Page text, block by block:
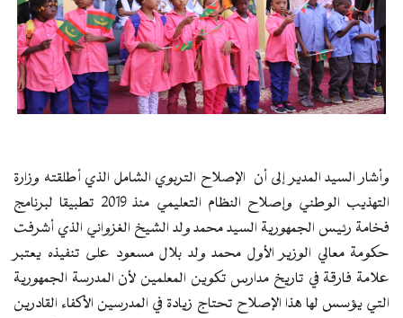
وأشار السيد المدير إلى أن الإصلاح التربوي الشامل الذي أطلقته وزارة
التهذيب الوطني وإصلاح النظام التعليمي منذ 2019 تطبيقا لبرنامج
فخامة رئيس الجمهورية السيد محمد ولد الشيخ الغزواني الذي أشرفت
حكومة معالي الوزير الأول محمد ولد بلال مسعود على تنفيذه يعتبر
علامة فارقة في تاريخ مدارس تكوين المعلمين لأن المدرسة الجمهورية
التي يؤسس لها هذا الإصلاح تحتاج زيادة في المدرسين الأكفاء القادرين